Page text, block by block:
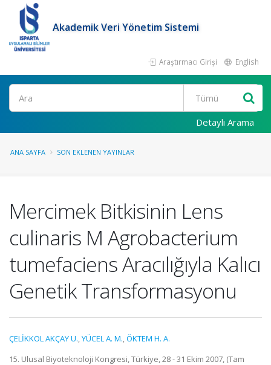
Akademik Veri Yönetim Sistemi
Araştırmacı Girişi English
Ara
Detaylı Arama
ANA SAYFA SON EKLENEN YAYINLAR
Mercimek Bitkisinin Lens
culinaris M Agrobacterium
tumefaciens Aracılığıyla Kalıcı
Genetik Transformasyonu
ÇELİKKOL AKÇAY U.,YÜCEL A. M.,ÖKTEM H. A.
15. Ulusal Biyoteknoloji Kongresi, Türkiye, 28 - 31 Ekim 2007, (Tam